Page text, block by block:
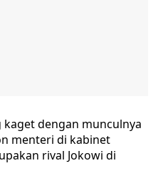
dengan munculnya
menteri di kabinet
rival Jokowi di